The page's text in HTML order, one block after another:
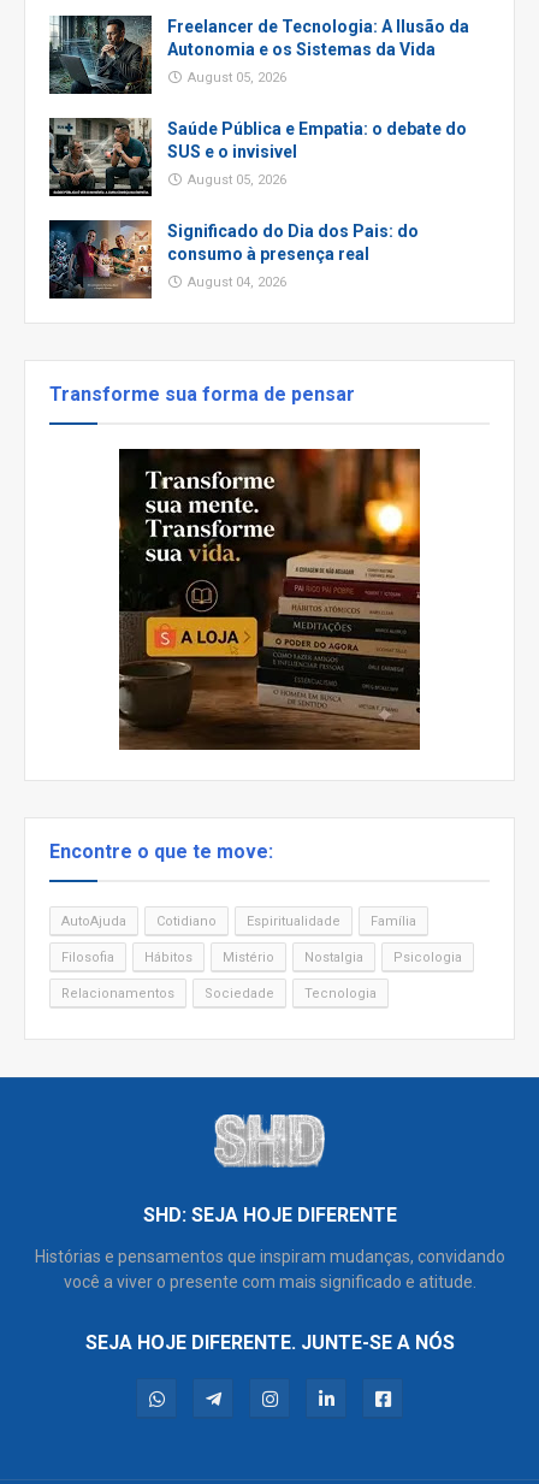
Freelancer de Tecnologia: A Ilusão da
Autonomia e os Sistemas da Vida
August 05, 2026
Saúde Pública e Empatia: o debate do
SUS e o invisivel
August 05, 2026
Significado do Dia dos Pais: do
consumo à presença real
August 04, 2026
Transforme sua forma de pensar
Encontre o que te move:
AutoAjuda Cotidiano Espiritualidade Família
Filosofia Hábitos Mistério Nostalgia Psicologia
Relacionamentos Sociedade Tecnologia
SHD: SEJA HOJE DIFERENTE
Histórias e pensamentos que inspiram mudanças, convidando
você a viver o presente com mais significado e atitude.
SEJA HOJE DIFERENTE. JUNTE-SE A NÓS